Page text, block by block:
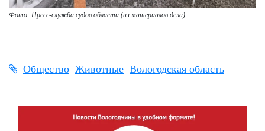
Фото: Пресс-служба судов области (из материалов дела)
Общество Животные Вологодская область